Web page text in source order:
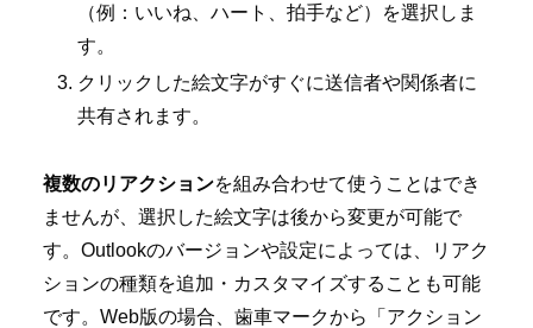
（例：いいね、ハート、拍手など）を選択しま
す。
クリックした絵文字がすぐに送信者や関係者に
共有されます。
複数のリアクションを組み合わせて使うことはでき
ませんが、選択した絵文字は後から変更が可能で
す。Outlookのバージョンや設定によっては、リアク
ションの種類を追加・カスタマイズすることも可能
です。Web版の場合、歯車マークから「アクション